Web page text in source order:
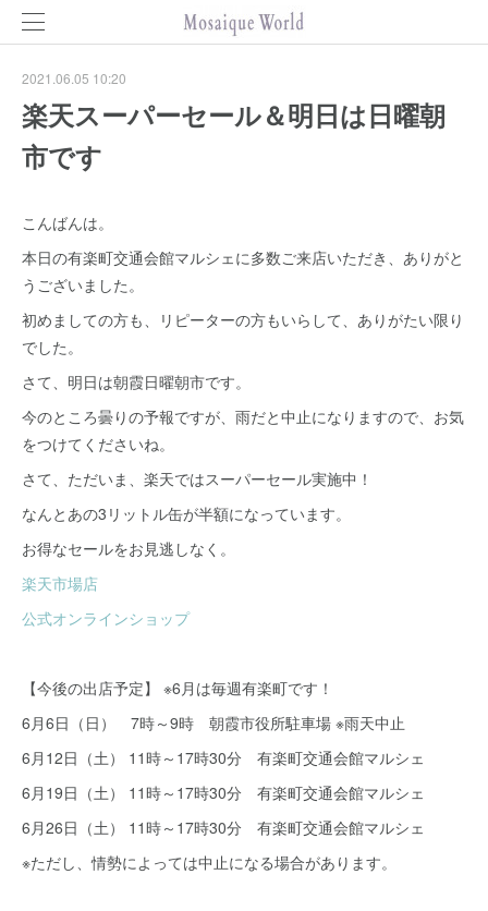
2021.06.05 10:20
楽天スーパーセール＆明日は日曜朝
市です
こんばんは。
本日の有楽町交通会館マルシェに多数ご来店いただき、ありがと
うございました。
初めましての方も、リピーターの方もいらして、ありがたい限り
でした。
さて、明日は朝霞日曜朝市です。
今のところ曇りの予報ですが、雨だと中止になりますので、お気
をつけてくださいね。
さて、ただいま、楽天ではスーパーセール実施中！
なんとあの3リットル缶が半額になっています。
お得なセールをお見逃しなく。
楽天市場店
公式オンラインショップ
【今後の出店予定】 ※6月は毎週有楽町です！
6月6日（日） 7時～9時 朝霞市役所駐車場 ※雨天中止
6月12日（土） 11時～17時30分 有楽町交通会館マルシェ
6月19日（土） 11時～17時30分 有楽町交通会館マルシェ
6月26日（土） 11時～17時30分 有楽町交通会館マルシェ
※ただし、情勢によっては中止になる場合があります。